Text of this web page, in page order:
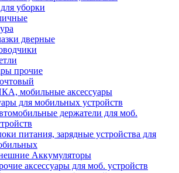
уборки
дверные
прочие
мобильные аксессуары
для мобильных устройств
держатели для моб.
питания, зарядные устройства для
Аккумуляторы
аксессуары для моб. устройств